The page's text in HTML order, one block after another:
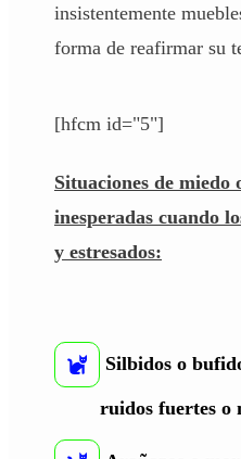
insistentemente
forma de reafirmar su
[hfcm id="5"]
Situaciones de miedo
inesperadas cuando
y estresados:
Silbidos o
ruidos fuertes o